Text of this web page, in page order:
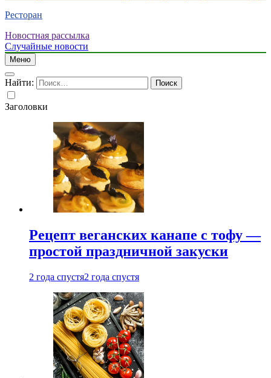
Ресторан
Новостная рассылка
Случайные новости
Меню
Найти:
Заголовки
Рецепт веганских канапе с тофу —
простой праздничной закуски
2 года спустя2 года спустя